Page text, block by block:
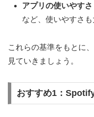
アプリの使いやすさ
など、使いやすさも
これらの基準をもとに
見ていきましょう。
おすすめ1：